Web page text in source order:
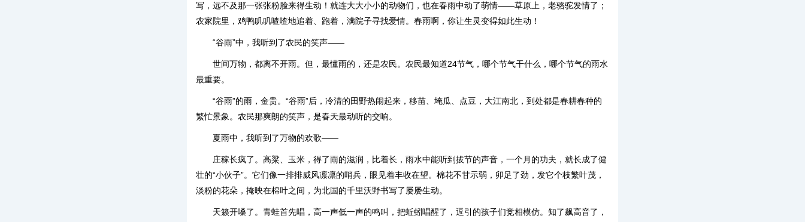
写，远不及那一张张粉脸来得生动！就连大大小小的动物们，也在春雨中动了萌情——草原上，老骆驼发情了；
农家院里，鸡鸭叽叽喳喳地追着、跑着，满院子寻找爱情。春雨啊，你让生灵变得如此生动！
“谷雨”中，我听到了农民的笑声——
世间万物，都离不开雨。但，最懂雨的，还是农民。农民最知道24节气，哪个节气干什么，哪个节气的雨水
最重要。
“谷雨”的雨，金贵。“谷雨”后，冷清的田野热闹起来，移苗、埯瓜、点豆，大江南北，到处都是春耕春种的
繁忙景象。农民那爽朗的笑声，是春天最动听的交响。
夏雨中，我听到了万物的欢歌——
庄稼长疯了。高粱、玉米，得了雨的滋润，比着长，雨水中能听到拔节的声音，一个月的功夫，就长成了健
壮的“小伙子”。它们像一排排威风凛凛的哨兵，眼见着丰收在望。棉花不甘示弱，卯足了劲，发它个枝繁叶茂，
淡粉的花朵，掩映在棉叶之间，为北国的千里沃野书写了屡屡生动。
天籁开嗓了。青蛙首先唱，高一声低一声的鸣叫，把蚯蚓唱醒了，逗引的孩子们竞相模仿。知了飙高音了，